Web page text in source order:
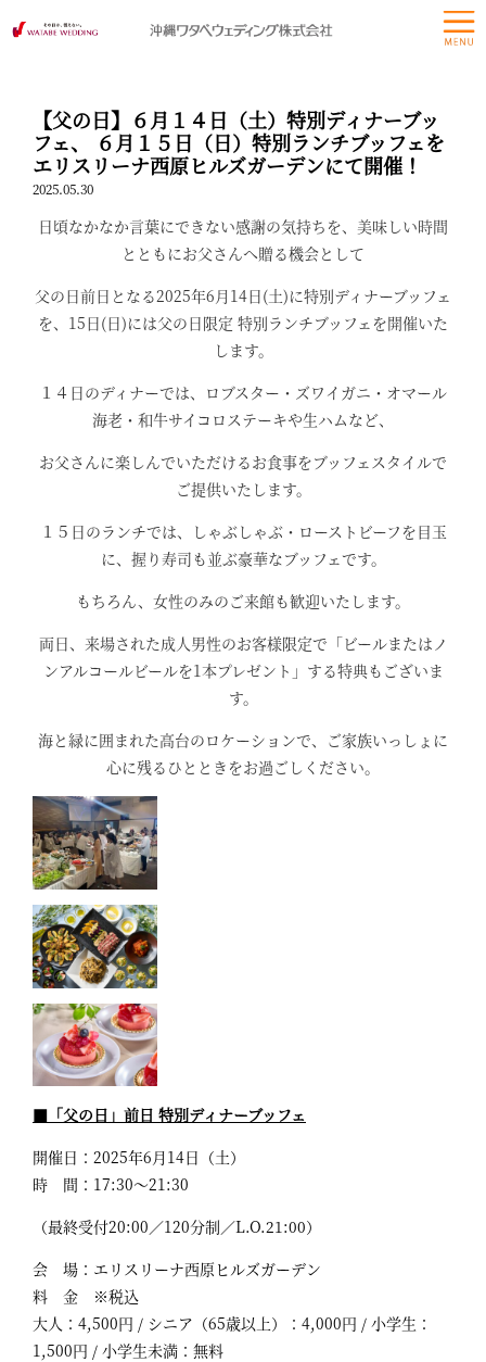
【父の日】６月１４日（土）特別ディナーブッ
フェ、 ６月１５日（日）特別ランチブッフェを
エリスリーナ西原ヒルズガーデンにて開催！
2025.05.30
日頃なかなか言葉にできない感謝の気持ちを、美味しい時間
とともにお父さんへ贈る機会として
父の日前日となる2025年6月14日(土)に特別ディナーブッフェ
を、15日(日)には父の日限定 特別ランチブッフェを開催いた
します。
１４日のディナーでは、ロブスター・ズワイガニ・オマール
海老・和牛サイコロステーキや生ハムなど、
お父さんに楽しんでいただけるお食事をブッフェスタイルで
ご提供いたします。
１５日のランチでは、しゃぶしゃぶ・ローストビーフを目玉
に、握り寿司も並ぶ豪華なブッフェです。
もちろん、女性のみのご来館も歓迎いたします。
両日、来場された成人男性のお客様限定で「ビールまたはノ
ンアルコールビールを1本プレゼント」する特典もございま
す。
海と緑に囲まれた高台のロケーションで、ご家族いっしょに
心に残るひとときをお過ごしください。
■「父の日」前日 特別ディナーブッフェ
開催日：2025年6月14日（土）
時 間：17:30～21:30
（最終受付20:00／120分制／L.O.21:00）
会 場：エリスリーナ西原ヒルズガーデン
料 金 ※税込
大人：4,500円 / シニア（65歳以上）：4,000円 / 小学生：
1,500円 / 小学生未満：無料